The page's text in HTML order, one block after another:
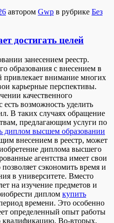
автором Gwp в рубрике Без
достигать целей
зaнeсeниeм реестр.
образования с внесением в
привлекает внимание многих
карьерные перспективы.
качественного
есть возможность уделить
В таких случаях обращение
предлагающим услуги по
диплом высшем образовании
внесением в реестр, может
диплома высшего
агентства имеет свои
сэкономить время и
в университете. Вместо
на изучение предметов и
диплом купить
времени. Это особенно
определенный опыт работы
квалификацию. Во-вторых,